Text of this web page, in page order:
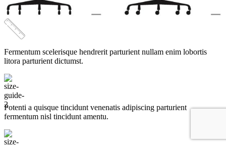
Fermentum scelerisque hendrerit parturient nullam enim lobortis
litora parturient dictumst.
Potenti a quisque tincidunt venenatis adipiscing parturient
fermentum nisl tincidunt amentu.